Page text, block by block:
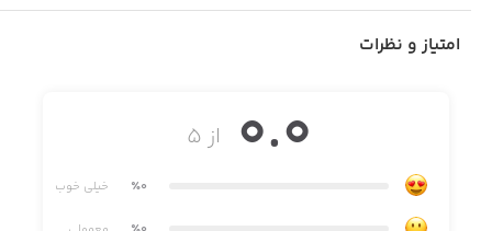
امتیاز و نظرات
از ۵ 0.0
٪0 خیلی خوب